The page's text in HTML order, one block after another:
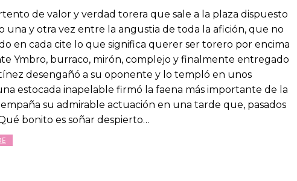
de valor y verdad torera que sale a la plaza dispuesto
una y otra vez entre la angustia de toda la afición, que no
en cada cite lo que significa querer ser torero por encima
Ymbro, burraco, mirón, complejo y finalmente entregado
desengañó a su oponente y lo templó en unos
estocada inapelable firmó la faena más importante de la
su admirable actuación en una tarde que, pasados
bonito es soñar despierto…